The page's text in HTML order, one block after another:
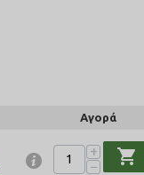
Αγορά
+
−
shopping_cart